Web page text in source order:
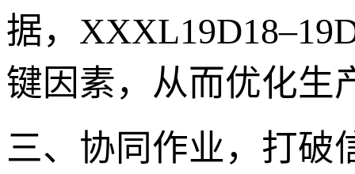
据，
键因素，从而优化生
三、协同作业，打破